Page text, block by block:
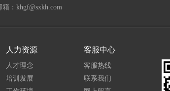
箱：khgf@sxkh.com
人力资源
人才理念
培训发展
客服中心
客服热线
联系我们